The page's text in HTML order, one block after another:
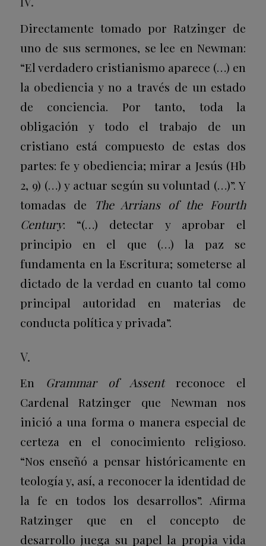
Directamente tomado por Ratzinger de
uno de sus sermones, se lee en Newman:
“El verdadero cristianismo aparece (…) en
la obediencia y no a través de un estado
de conciencia. Por tanto, toda la
obligación y todo el trabajo de un
cristiano está compuesto de estas dos
partes: fe y obediencia; mirar a Jesús (Hb
2, 9) (…) y actuar según su voluntad (…)”. Y
tomadas de
The Arrians of the Fourth
Century: “(…) detectar y aprobar el
principio en el que (…) la paz se
fundamenta en la Escritura; someterse al
dictado de la verdad en cuanto tal como
principal autoridad en materias de
conducta política y privada”.
V.
En Grammar of Assentreconoce el
Cardenal Ratzinger que Newman nos
inició a una forma o manera especial de
certeza en el conocimiento religioso.
“Nos enseñó a pensar históricamente en
teología y, así, a reconocer la identidad de
la fe en todos los desarrollos”. Afirma
Ratzinger que en el concepto de
desarrollo juega su papel la propia vida